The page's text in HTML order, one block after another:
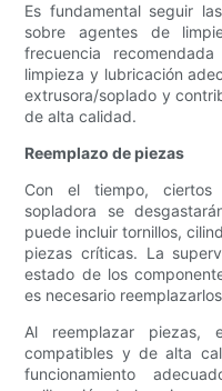
Es fundamental seguir
sobre agentes de
frecuencia
limpieza y lubricación
extrusora/soplado y
de alta calidad.
Reemplazo de piezas
Con el tiempo, ciertos
sopladora se
puede incluir tornillos,
piezas críticas. La
estado de los
es necesario
Al reemplazar piezas,
compatibles y de alta
funcionamiento